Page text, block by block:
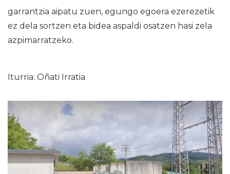
garrantzia aipatu zuen, egungo egoera ezerezetik
ez dela sortzen eta bidea aspaldi osatzen hasi zela
azpimarratzeko.
Iturria: Oñati Irratia